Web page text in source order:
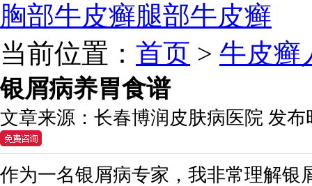
胸部牛皮癣腿部牛皮癣
当前位置： 首页 > 牛皮癣
银屑病养胃食谱
文章来源： 长春博润皮肤病医院 发布
作为一名银屑病专家，我非常理解银